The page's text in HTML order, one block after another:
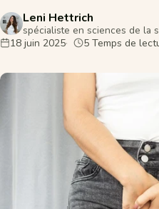
Leni Hettrich
spécialiste en sciences de la
18 juin 2025
5 Temps de